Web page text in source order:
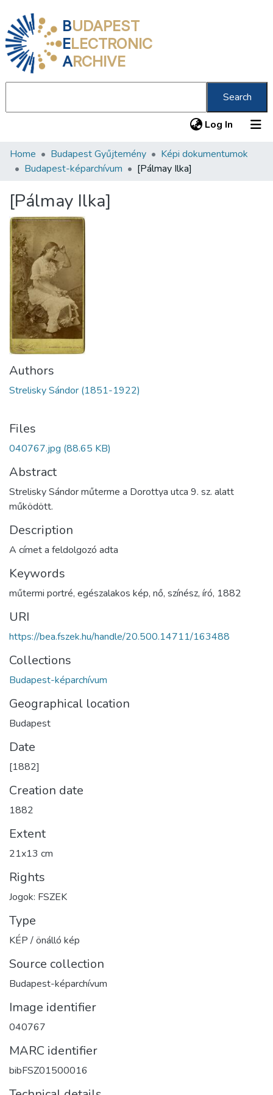
BUDAPEST
ELECTRONIC
ARCHIVE
Search
Log In (current)
Communities & Collections
Statistics
About us
Home Budapest Gyűjtemény
Képi dokumentumok
Budapest-képarchívum
[Pálmay Ilka]
[Pálmay Ilka]
Authors
Strelisky Sándor (1851-1922)
Files
040767.jpg (88.65 KB)
Abstract
Strelisky Sándor műterme a Dorottya utca 9. sz. alatt
működött.
Description
A címet a feldolgozó adta
Keywords
műtermi portré, egészalakos kép, nő, színész, író, 1882
URI
https://bea.fszek.hu/handle/20.500.14711/163488
Collections
Budapest-képarchívum
Geographical location
Budapest
Date
[1882]
Creation date
1882
Extent
21x13 cm
Rights
Jogok: FSZEK
Type
KÉP / önálló kép
Source collection
Budapest-képarchívum
Image identifier
040767
MARC identifier
bibFSZ01500016